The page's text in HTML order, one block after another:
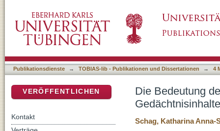
Publikationsdienste → TOBIAS-lib - Publikationen und Dissertationen → 4
Die Bedeutung
Gedächtnisinhalte
Schag, Katharina Anna-
VERÖFFENTLICHEN
Kontakt